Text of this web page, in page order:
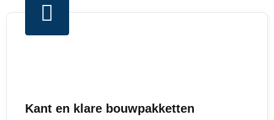
Kant en klare bouwpakketten